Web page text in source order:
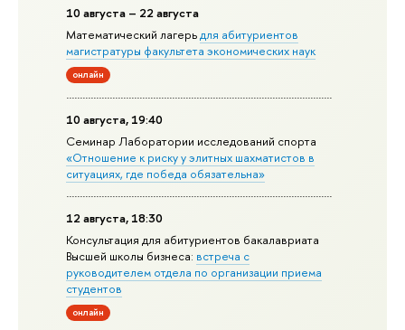
10 августа – 22 августа
Математический лагерь для абитуриентов
магистратуры факультета экономических наук
онлайн
10 августа, 19:40
Семинар Лаборатории исследований спорта
«Отношение к риску у элитных шахматистов в
ситуациях, где победа обязательна»
12 августа, 18:30
Консультация для абитуриентов бакалавриата
Высшей школы бизнеса: встреча с
руководителем отдела по организации приема
студентов
онлайн